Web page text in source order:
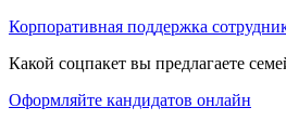
Корпоративная поддержка
Какой соцпакет вы предлагаете
Оформляйте кандидатов онлайн